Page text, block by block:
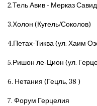
2.Тель Авив - Мерказ
3.Холон (Кугель/Соколов)
4.Петах-Тиква (ул. Хаим
5.Ришон ле-Цион (ул.
6. Нетания (Гецль, 38 )
7. Форум Герцелия